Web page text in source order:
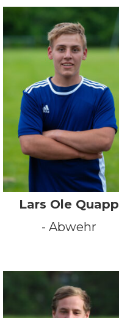
Lars Ole Quapp
- Abwehr